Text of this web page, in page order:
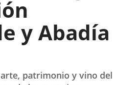
y Abadía
patrimonio y vino del